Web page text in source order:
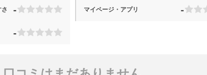
- マイページ・アプリ -
-